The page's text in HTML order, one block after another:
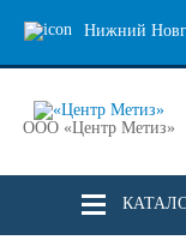
Нижний
ООО «Центр Метиз»